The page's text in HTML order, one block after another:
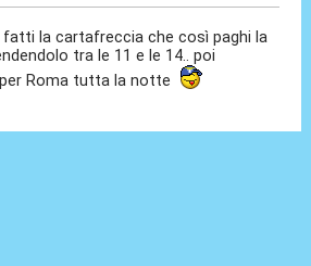
fatti la cartafreccia che così paghi la
tra le 11 e le 14.. poi
Roma tutta la notte